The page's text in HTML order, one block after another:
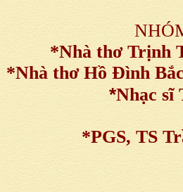
*Nhà thơ Trịnh
*Nhà thơ Hồ Đình Bắc
*Nhạc sĩ
*PGS, TS